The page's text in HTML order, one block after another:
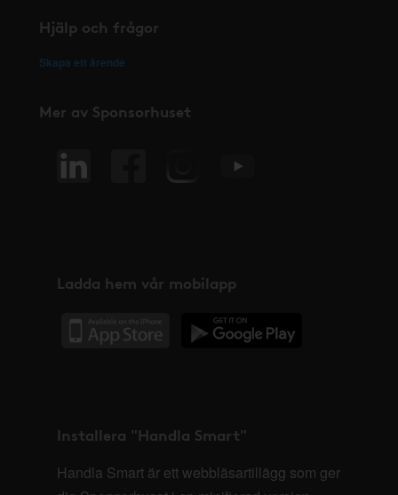
Hjälp och frågor
Skapa ett ärende
Mer av Sponsorhuset
Ladda hem vår mobilapp
Installera "Handla Smart"
Handla Smart är ett webbläsartillägg som ger